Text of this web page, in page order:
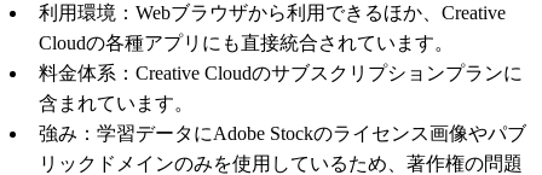
利用環境：Webブラウザから利用できるほか、Creative
Cloudの各種アプリにも直接統合されています。
料金体系：Creative Cloudのサブスクリプションプランに
含まれています。
強み：学習データにAdobe Stockのライセンス画像やパブ
リックドメインのみを使用しているため、著作権の問題